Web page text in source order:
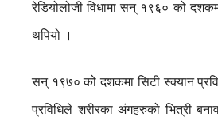
रेडियोलोजी विधामा सन् १९६० को
थपियो ।
सन् १९७० को दशकमा सिटी स्क्यान
प्रविधिले शरीरका अंगहरुको भित्री